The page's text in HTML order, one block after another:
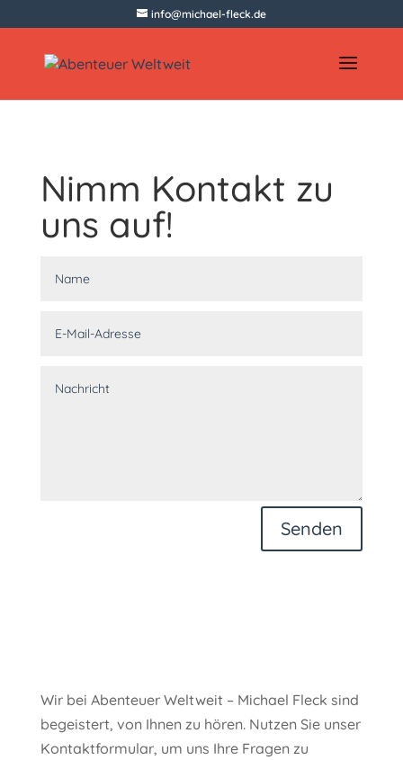
info@michael-fleck.de
Nimm Kontakt zu
uns auf!
Senden
Wir bei Abenteuer Weltweit – Michael Fleck sind
begeistert, von Ihnen zu hören. Nutzen Sie unser
Kontaktformular, um uns Ihre Fragen zu